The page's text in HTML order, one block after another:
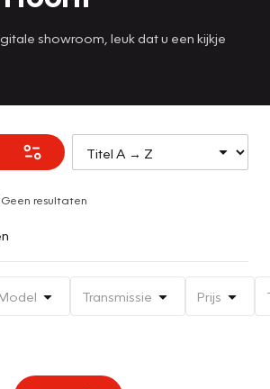
showroom, leuk dat u een kijkje
Geen resultaten
Transmissie Prijs